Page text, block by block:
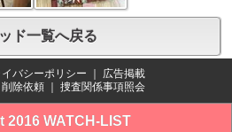
ド一覧へ戻る
イバシーポリシー
広告掲載
削除依頼 捜査関係事項照会
2016 WATCH-LIST